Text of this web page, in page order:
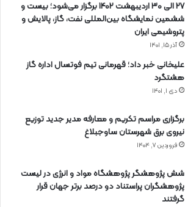
27 الی 30 اردیبهشت 1402 برگزار می‌شود؛ بیست و
ششمین نمایشگاه بین‌المللی نفت، گاز، پالایش و
پتروشیمی ایران
آذر ۱۵, ۱۴۰۱
علیخانی خبر داد؛ قهرمانی تیم فوتسال اداره گاز
هشتگرد
دی ۱, ۱۴۰۱
برگزاری مراسم تكریم و معارفه مدیر جدید توزیع
نیروی برق شهرستان ساوجبلاغ
فروردین ۷, ۱۴۰۴
شش پژوهشگر پژوهشگاه مواد و انرژی در لیست
پژوهشگران پراستناد دو درصد برتر جهان قرار
گرفتند